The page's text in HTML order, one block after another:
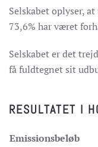
Selskabet oplyser,
73,6% har været
Selskabet er det
få fuldtegnet sit
RESULTATET I
Emissionsbeløb